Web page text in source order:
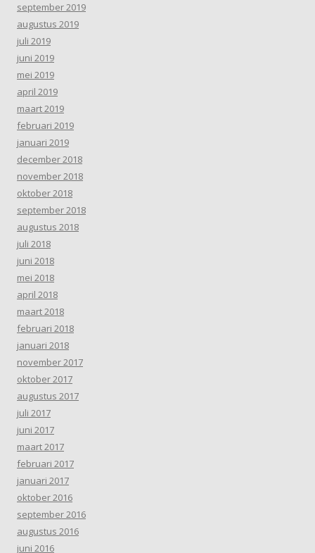
september 2019
augustus 2019
juli 2019
juni 2019
mei 2019
april 2019
maart 2019
februari 2019
januari 2019
december 2018
november 2018
oktober 2018
september 2018
augustus 2018
juli 2018
juni 2018
mei 2018
april 2018
maart 2018
februari 2018
januari 2018
november 2017
oktober 2017
augustus 2017
juli 2017
juni 2017
maart 2017
februari 2017
januari 2017
oktober 2016
september 2016
augustus 2016
juni 2016